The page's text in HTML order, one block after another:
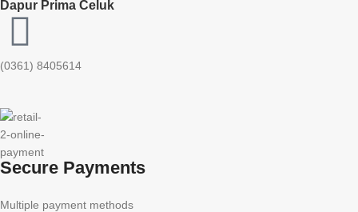
Dapur Prima Celuk
(0361) 8405614
Secure Payments
Multiple payment methods